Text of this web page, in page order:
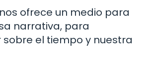
ofrece un medio para
narrativa, para
sobre el tiempo y nuestra